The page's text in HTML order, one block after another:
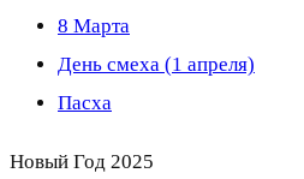
8 Марта
День смеха (1 апреля)
Пасха
Новый Год 2025